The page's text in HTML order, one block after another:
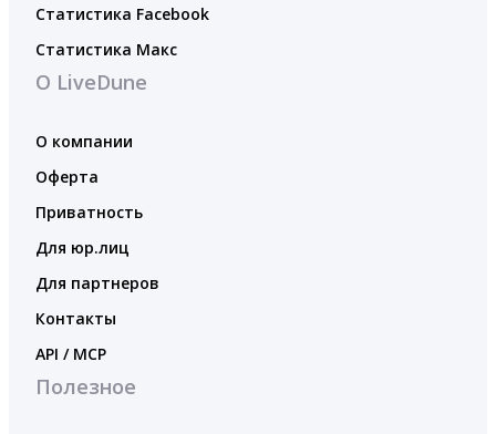
Статистика Facebook
Статистика Макс
О LiveDune
О компании
Оферта
Приватность
Для юр.лиц
Для партнеров
Контакты
API / MCP
Полезное